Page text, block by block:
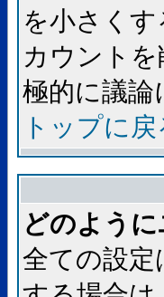
を小さく
カウント
極的に議論
トップに戻
どのよう
全ての設定